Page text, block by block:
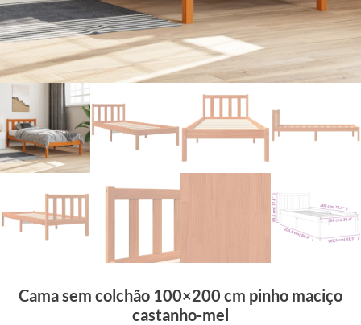
Cama sem colchão 100×200 cm pinho maciço
castanho-mel